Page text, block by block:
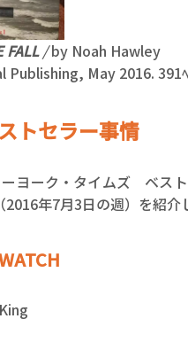
FALL/by Noah Hawley
Publishing, May 2016. 391
トセラー事情
ヨーク・タイムズ ベス
年7月3日の週）を紹介